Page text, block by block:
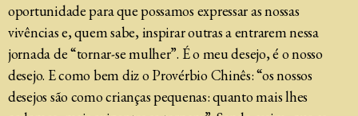
oportunidade para que possamos expressar as nossas
vivências e, quem sabe, inspirar outras a entrarem nessa
jornada de “tornar-se mulher”. É o meu desejo, é o nosso
desejo. E como bem diz o Provérbio Chinês: “os nossos
desejos são como crianças pequenas: quanto mais lhes